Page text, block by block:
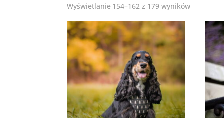
Wyświetlanie 154–162 z 179 wyników